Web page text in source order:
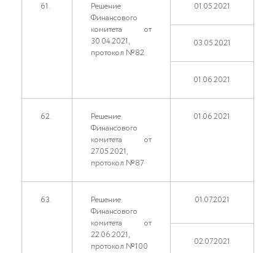
61.
Решение
Финансового
комитета от
30.04.2021,
протокол №82
01.05.2021
03.05.2021
01.06.2021
62.
Решение
Финансового
комитета от
27.05.2021,
протокол №87
01.06.2021
63.
Решение
Финансового
комитета от
22.06.2021,
протокол №100
01.07.2021
02.07.2021